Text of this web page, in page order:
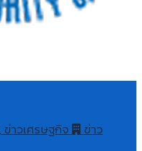
ข่าวเศรษฐกิจ ข่าว